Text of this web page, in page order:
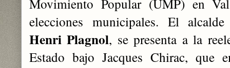
elecciones municipales. El alcalde
Henri Plagnol, se presenta a la
Estado bajo Jacques Chirac, que